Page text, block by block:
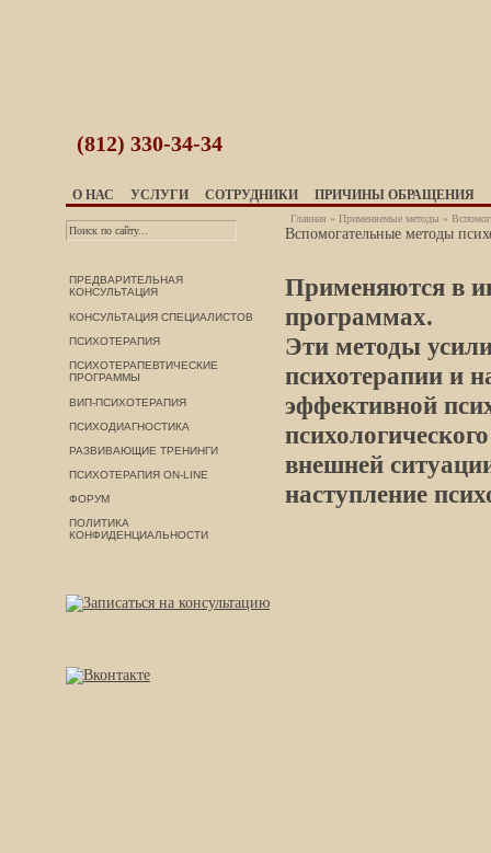
(812) 330-34-34
О НАС УСЛУГИ СОТРУДНИКИ ПРИЧИНЫ ОБРАЩЕНИЯ
ПРЕДВАРИТЕЛЬНАЯ
КОНСУЛЬТАЦИЯ
КОНСУЛЬТАЦИЯ СПЕЦИАЛИСТОВ
ПСИХОТЕРАПИЯ
ПСИХОТЕРАПЕВТИЧЕСКИЕ
ПРОГРАММЫ
ВИП-ПСИХОТЕРАПИЯ
ПСИХОДИАГНОСТИКА
РАЗВИВАЮЩИЕ ТРЕНИНГИ
ПСИХОТЕРАПИЯ ON-LINE
ФОРУМ
ПОЛИТИКА
КОНФИДЕНЦИАЛЬНОСТИ
Главная » Применяемые методы »
Вспомогательные методы
Применяются в
программах.
Эти методы
психотерапии и
эффективной
внешней
наступление